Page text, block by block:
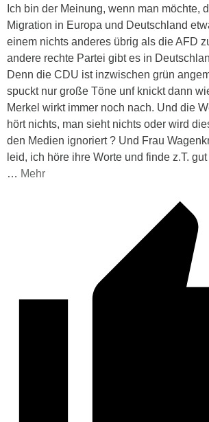
Ich bin der Meinung, wenn man möchte,
Migration in Europa und Deutschland
einem nichts anderes übrig als die AFD
andere rechte Partei gibt es in
Denn die CDU ist inzwischen grün
spuckt nur große Töne unf knickt dann
Merkel wirkt immer noch nach. Und die
hört nichts, man sieht nichts oder wird
den Medien ignoriert ? Und Frau
leid, ich höre ihre Worte und finde z.T.
… Mehr